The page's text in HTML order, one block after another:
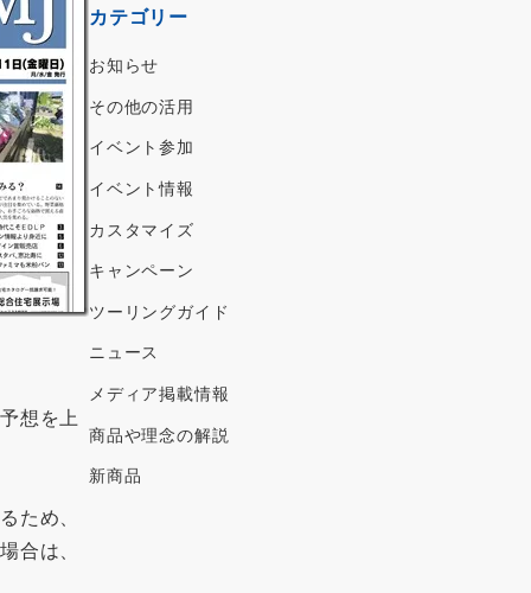
想を上
ため、
合は、
カテゴリー
お知らせ
その他の活用
イベント参加
イベント情報
カスタマイズ
キャンペーン
ツーリングガイド
ニュース
メディア掲載情報
商品や理念の解説
新商品